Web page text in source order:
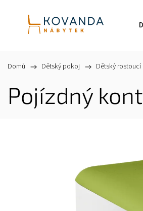
Domů / Dětský pokoj / Dětský
Pojízdný